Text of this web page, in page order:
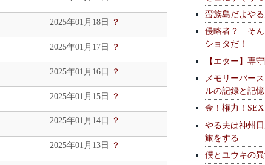
2025年01月18日 ？
2025年01月17日 ？
2025年01月16日 ？
2025年01月15日 ？
2025年01月14日 ？
2025年01月13日 ？
蛮族島だよや
侵略者？ そん
ショタだ！
【エター】専
メモリーバー
ルの記録と記憶
金！権力！
やる夫は神州
旅をする
僕とユウキの